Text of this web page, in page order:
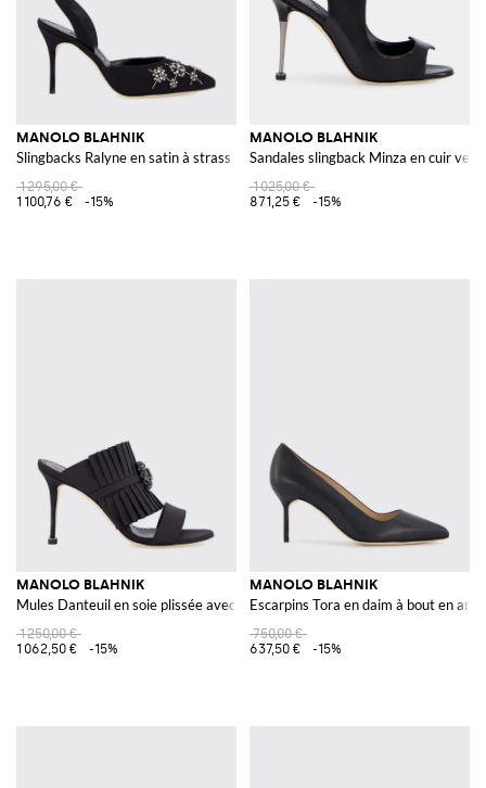
MANOLO BLAHNIK
Slingbacks Ralyne en satin à strass
1 295,00 €
1 100,76 €
-15%
MANOLO BLAHNIK
Sandales slingback Minza en cuir
1 025,00 €
871,25 €
-15%
MANOLO BLAHNIK
Mules Danteuil en soie plissée avec ornements en cristal
1 250,00 €
1 062,50 €
-15%
MANOLO BLAHNIK
Escarpins Tora en daim à bout en
750,00 €
637,50 €
-15%